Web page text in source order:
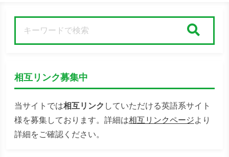
相互リンク募集中
当サイトでは相互リンク していただける英語系サイト
様を募集しております。詳細は相互リンクページより
詳細をご確認ください。